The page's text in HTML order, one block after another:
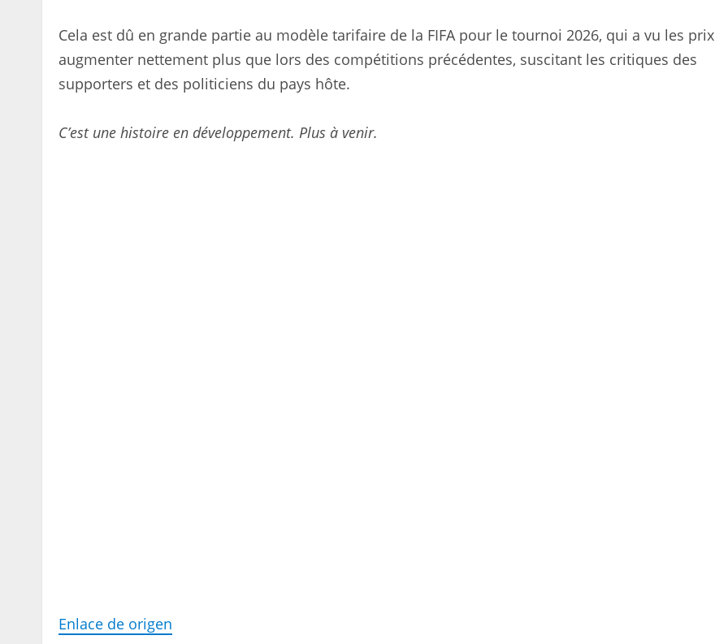
Cela est dû en grande partie au modèle tarifaire de la FIFA pour le tournoi 2026, qui a vu les prix
augmenter nettement plus que lors des compétitions précédentes, suscitant les critiques des
supporters et des politiciens du pays hôte.
C’est une histoire en développement. Plus à venir.
Enlace de origen